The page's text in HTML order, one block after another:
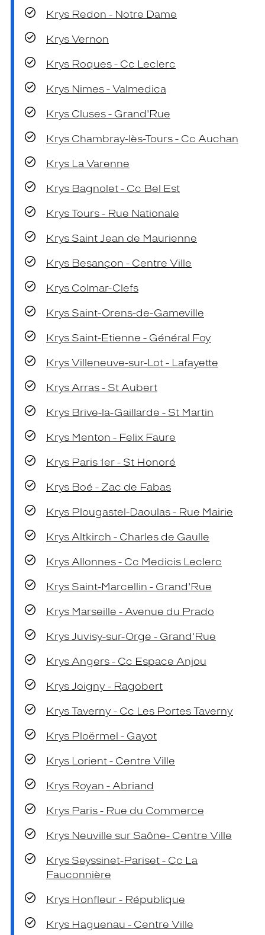
Krys Redon - Notre Dame
Krys Vernon
Krys Roques - Cc Leclerc
Krys Nimes - Valmedica
Krys Cluses - Grand'Rue
Krys Chambray-lès-Tours - Cc Auchan
Krys La Varenne
Krys Bagnolet - Cc Bel Est
Krys Tours - Rue Nationale
Krys Saint Jean de Maurienne
Krys Besançon - Centre Ville
Krys Colmar-Clefs
Krys Saint-Orens-de-Gameville
Krys Saint-Etienne - Général Foy
Krys Villeneuve-sur-Lot - Lafayette
Krys Arras - St Aubert
Krys Brive-la-Gaillarde - St Martin
Krys Menton - Felix Faure
Krys Paris 1er - St Honoré
Krys Boé - Zac de Fabas
Krys Plougastel-Daoulas - Rue Mairie
Krys Altkirch - Charles de Gaulle
Krys Allonnes - Cc Medicis Leclerc
Krys Saint-Marcellin - Grand'Rue
Krys Marseille - Avenue du Prado
Krys Juvisy-sur-Orge - Grand'Rue
Krys Angers - Cc Espace Anjou
Krys Joigny - Ragobert
Krys Taverny - Cc Les Portes Taverny
Krys Ploërmel - Gayot
Krys Lorient - Centre Ville
Krys Royan - Abriand
Krys Paris - Rue du Commerce
Krys Neuville sur Saône- Centre Ville
Krys Seyssinet-Pariset - Cc La
Fauconnière
Krys Honfleur - République
Krys Haguenau - Centre Ville